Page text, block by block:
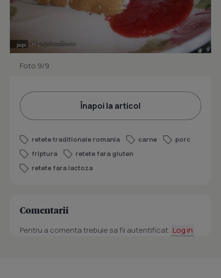
Foto 9/9
Înapoi la articol
retete traditionale romania carne
porc
friptura
retete fara gluten
retete fara lactoza
Comentarii
Pentru a comenta trebuie sa fii autentificat. Log in